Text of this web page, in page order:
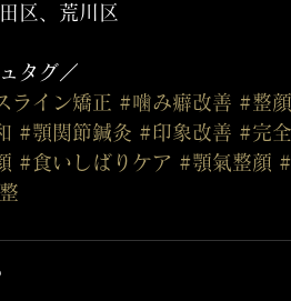
区、荒川区
タグ／
ライン矯正 #噛み癖改善 #整
#顎関節鍼灸 #印象改善 #完
#食いしばりケア #顎氣整顔